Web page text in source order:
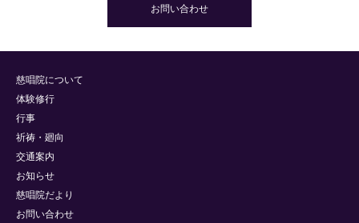
お問い合わせ
慈唱院について
体験修行
行事
祈祷・廻向
交通案内
お知らせ
慈唱院だより
お問い合わせ